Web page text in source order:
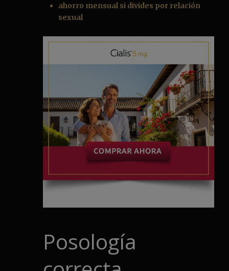
ahorro mensual si divides por relación
sexual
Posología